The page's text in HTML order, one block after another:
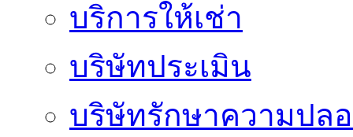
บริการให้เช่า
บริษัทประเมิน
บริษัทรักษาความปล